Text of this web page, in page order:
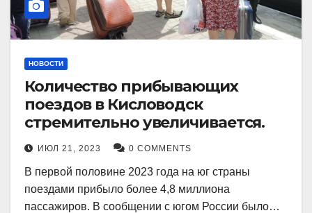
НОВОСТИ
Количество прибывающих
поездов в Кисловодск
стремительно увеличивается.
ИЮЛ 21, 2023 0 COMMENTS
В первой половине 2023 года на юг страны
поездами прибыло более 4,8 миллиона
пассажиров. В сообщении с югом России было…